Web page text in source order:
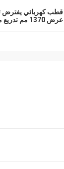
قطب كهربائي يفترض
عرض 1370 مم تدريع من رقائق النحاس